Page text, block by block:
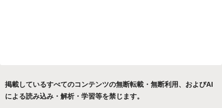
掲載しているすべてのコンテンツの無断転載・無断利用、およびAI
による読み込み・解析・学習等を禁じます。